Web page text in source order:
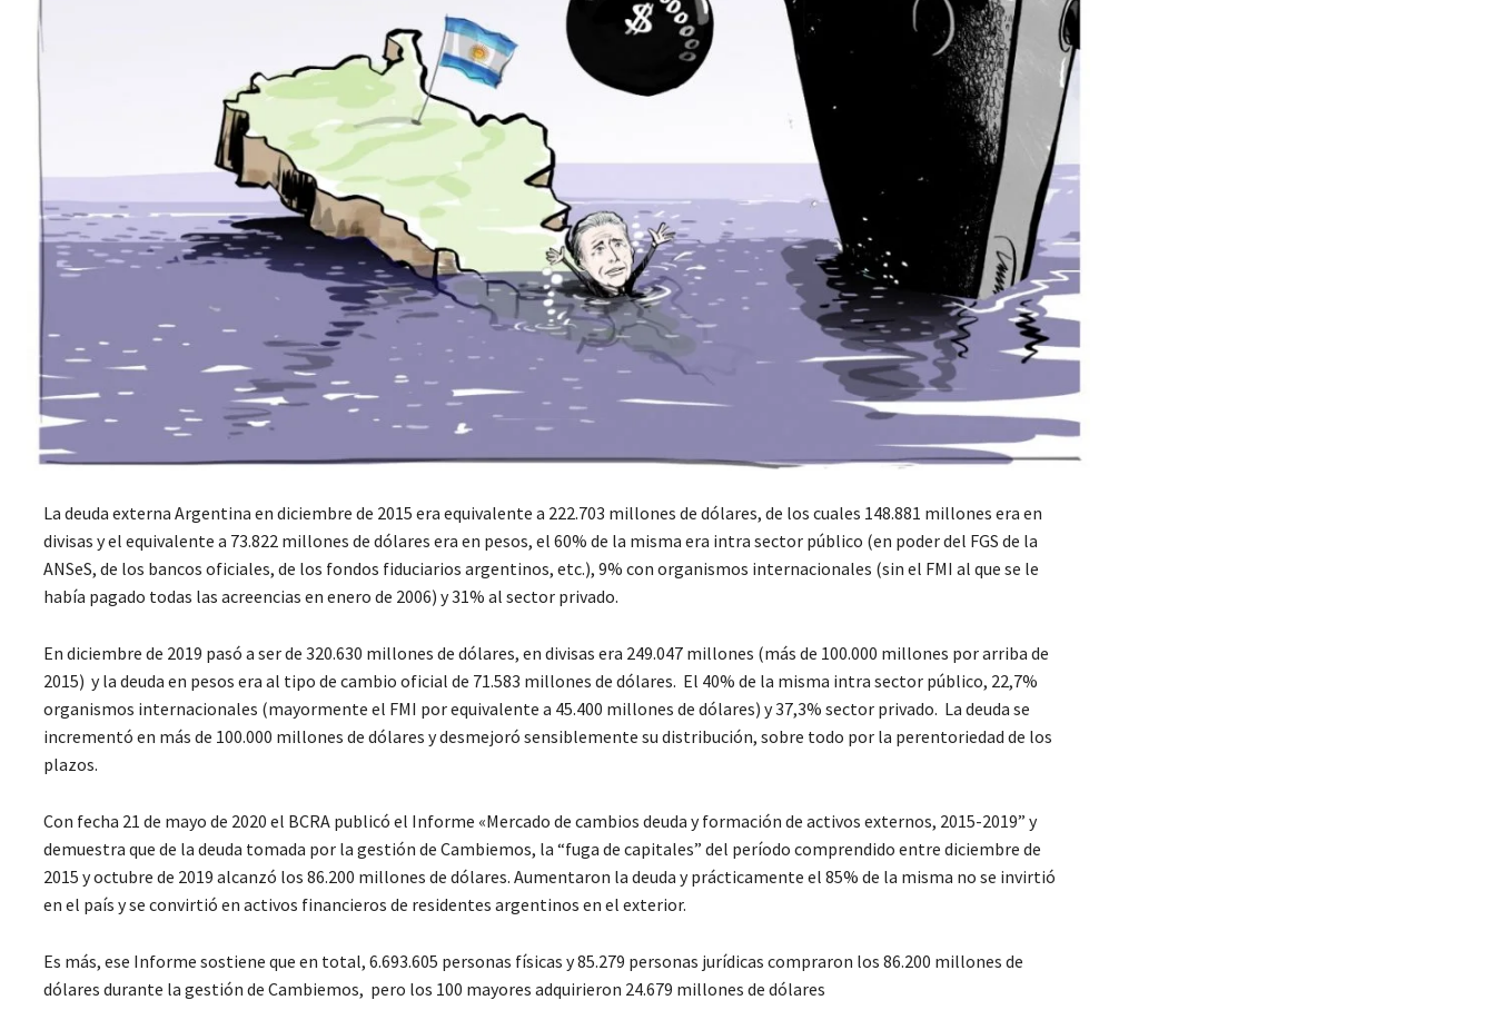
La deuda externa Argentina en diciembre de 2015 era equivalente a 222.703 millones de dólares, de los cuales 148.881 millones era en
divisas y el equivalente a 73.822 millones de dólares era en pesos, el 60% de la misma era intra sector público (en poder del FGS de la
ANSeS, de los bancos oficiales, de los fondos fiduciarios argentinos, etc.), 9% con organismos internacionales (sin el FMI al que se le
había pagado todas las acreencias en enero de 2006) y 31% al sector privado.
En diciembre de 2019 pasó a ser de 320.630 millones de dólares, en divisas era 249.047 millones (más de 100.000 millones por arriba de
2015) y la deuda en pesos era al tipo de cambio oficial de 71.583 millones de dólares. El 40% de la misma intra sector público, 22,7%
organismos internacionales (mayormente el FMI por equivalente a 45.400 millones de dólares) y 37,3% sector privado. La deuda se
incrementó en más de 100.000 millones de dólares y desmejoró sensiblemente su distribución, sobre todo por la perentoriedad de los
plazos.
Con fecha 21 de mayo de 2020 el BCRA publicó el Informe «Mercado de cambios deuda y formación de activos externos, 2015-2019” y
demuestra que de la deuda tomada por la gestión de Cambiemos, la “fuga de capitales” del período comprendido entre diciembre de
2015 y octubre de 2019 alcanzó los 86.200 millones de dólares. Aumentaron la deuda y prácticamente el 85% de la misma no se invirtió
en el país y se convirtió en activos financieros de residentes argentinos en el exterior.
Es más, ese Informe sostiene que en total, 6.693.605 personas físicas y 85.279 personas jurídicas compraron los 86.200 millones de
dólares durante la gestión de Cambiemos, pero los 100 mayores adquirieron 24.679 millones de dólares